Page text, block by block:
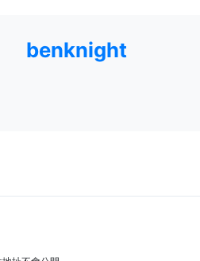
benknight